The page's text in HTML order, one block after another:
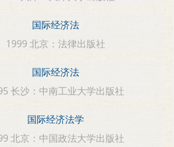
国际经济法
1999 北京：法律出版社
国际经济法
长沙：中南工业大学出版社
国际经济法学
北京：中国政法大学出版社